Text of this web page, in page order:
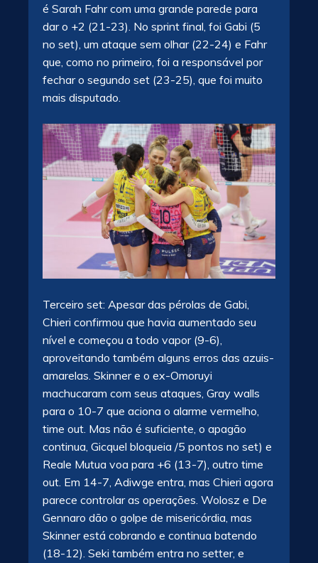
é Sarah Fahr com uma grande parede para
dar o +2 (21-23). No sprint final, foi Gabi (5
no set), um ataque sem olhar (22-24) e Fahr
que, como no primeiro, foi a responsável por
fechar o segundo set (23-25), que foi muito
mais disputado.
Terceiro set: Apesar das pérolas de Gabi,
Chieri confirmou que havia aumentado seu
nível e começou a todo vapor (9-6),
aproveitando também alguns erros das azuis-
amarelas. Skinner e o ex-Omoruyi
machucaram com seus ataques, Gray walls
para o 10-7 que aciona o alarme vermelho,
time out. Mas não é suficiente, o apagão
continua, Gicquel bloqueia /5 pontos no set) e
Reale Mutua voa para +6 (13-7), outro time
out. Em 14-7, Adiwge entra, mas Chieri agora
parece controlar as operações. Wolosz e De
Gennaro dão o golpe de misericórdia, mas
Skinner está cobrando e continua batendo
(18-12). Seki também entra no setter, e